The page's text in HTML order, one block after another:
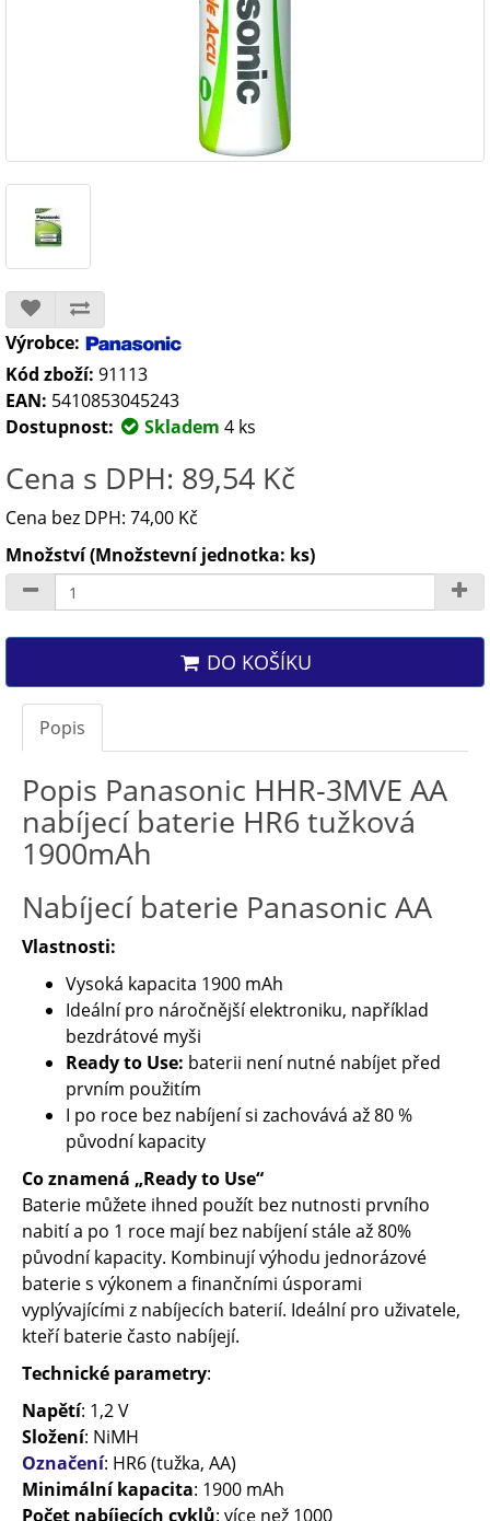
Výrobce:
Kód zboží: 91113
EAN: 5410853045243
Dostupnost:
Skladem 4 ks
Cena s DPH: 89,54 Kč
Cena bez DPH: 74,00 Kč
Množství (Množstevní jednotka: ks)
DO KOŠÍKU
Popis
Popis Panasonic HHR-3MVE AA
nabíjecí baterie HR6 tužková
1900mAh
Nabíjecí baterie Panasonic AA
Vlastnosti:
Vysoká kapacita 1900 mAh
Ideální pro náročnější elektroniku, například
bezdrátové myši
Ready to Use: baterii není nutné nabíjet před
prvním použitím
I po roce bez nabíjení si zachovává až 80 %
původní kapacity
Co znamená „Ready to Use“
Baterie můžete ihned použít bez nutnosti prvního
nabití a po 1 roce mají bez nabíjení stále až 80%
původní kapacity. Kombinují výhodu jednorázové
baterie s výkonem a finančními úsporami
vyplývajícími z nabíjecích baterií. Ideální pro uživatele,
kteří baterie často nabíjejí.
Technické parametry:
Napětí: 1,2 V
Složení: NiMH
Označení: HR6 (tužka, AA)
Minimální kapacita: 1900 mAh
Počet nabíjecích cyklů: více než 1000